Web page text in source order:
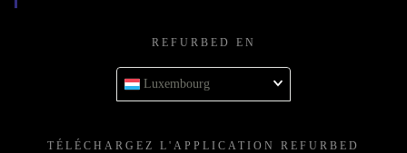
REFURBED EN
Luxembourg
TÉLÉCHARGEZ L'APPLICATION REFURBED